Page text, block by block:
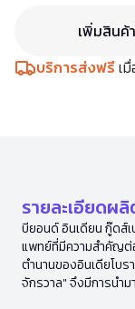
เพิ่มสินค้
บริการส่งฟรีเ
รายละเอียดผ
บียอนด์ อินเดียน กู๊ดส์
แพทย์ที่มีความสำคัญต่
ตำนานของอินเดียโบ
จักรวาล" จึงมีการนำ